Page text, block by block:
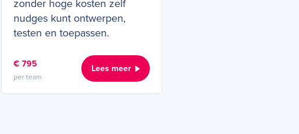
zonder hoge kosten zelf
nudges kunt ontwerpen,
testen en toepassen.
€ 795
per team
Lees meer